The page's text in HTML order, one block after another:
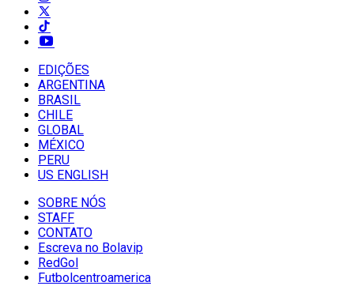
EDIÇÕES
ARGENTINA
BRASIL
CHILE
GLOBAL
MÉXICO
PERU
US ENGLISH
SOBRE NÓS
STAFF
CONTATO
Escreva no Bolavip
RedGol
Futbolcentroamerica